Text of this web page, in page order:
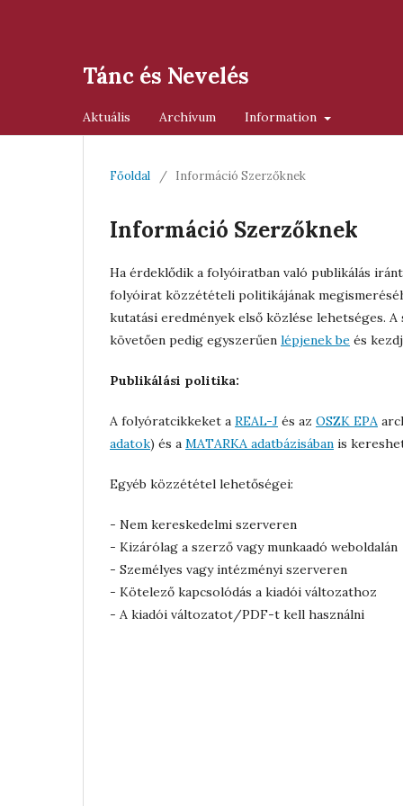
Tánc és Nevelés
Aktuális Archívum Information
Főoldal / Információ Szerzőknek
Információ Szerzőknek
Ha érdeklődik a folyóiratban való publikálás
folyóirat közzétételi politikájának
kutatási eredmények első közlése lehetséges.
követően pedig egyszerűen lépjenek be és
Publikálási politika:
A folyóratcikkeket a REAL-J és az OSZK EPA
adatok) és a MATARKA adatbázisában is
Egyéb közzététel lehetőségei:
- Nem kereskedelmi szerveren
- Kizárólag a szerző vagy munkaadó weboldalán
- Személyes vagy intézményi szerveren
- Kötelező kapcsolódás a kiadói változathoz
- A kiadói változatot/PDF-t kell használni